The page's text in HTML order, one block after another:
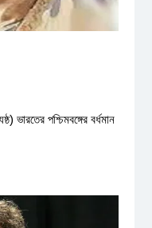
ভারতের পশ্চিমবঙ্গের বর্ধমান